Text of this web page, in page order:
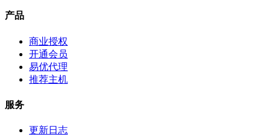
产品
商业授权
开通会员
易优代理
推荐主机
服务
更新日志